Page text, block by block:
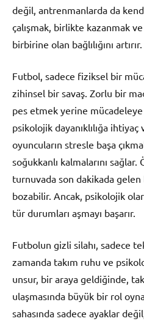
değil, antrenmanlarda da
çalışmak, birlikte kazanmak
birbirine olan bağlılığını artırır.
Futbol, sadece fiziksel bir
zihinsel bir savaş. Zorlu bir
pes etmek yerine
psikolojik dayanıklılığa ihtiyaç
oyuncuların stresle başa
soğukkanlı kalmalarını
turnuvada son dakikada gelen
bozabilir. Ancak, psikolojik
tür durumları aşmayı başarır.
Futbolun gizli silahı, sadece
zamanda takım ruhu ve
unsur, bir araya geldiğinde,
ulaşmasında büyük bir rol
sahasında sadece ayaklar